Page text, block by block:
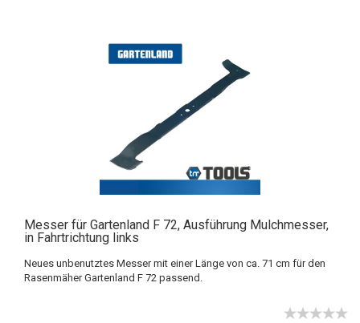
Messer für Gartenland F 72, Ausführung Mulchmesser,
in Fahrtrichtung links
Neues unbenutztes Messer mit einer Länge von ca. 71 cm für den
Rasenmäher Gartenland F 72 passend.